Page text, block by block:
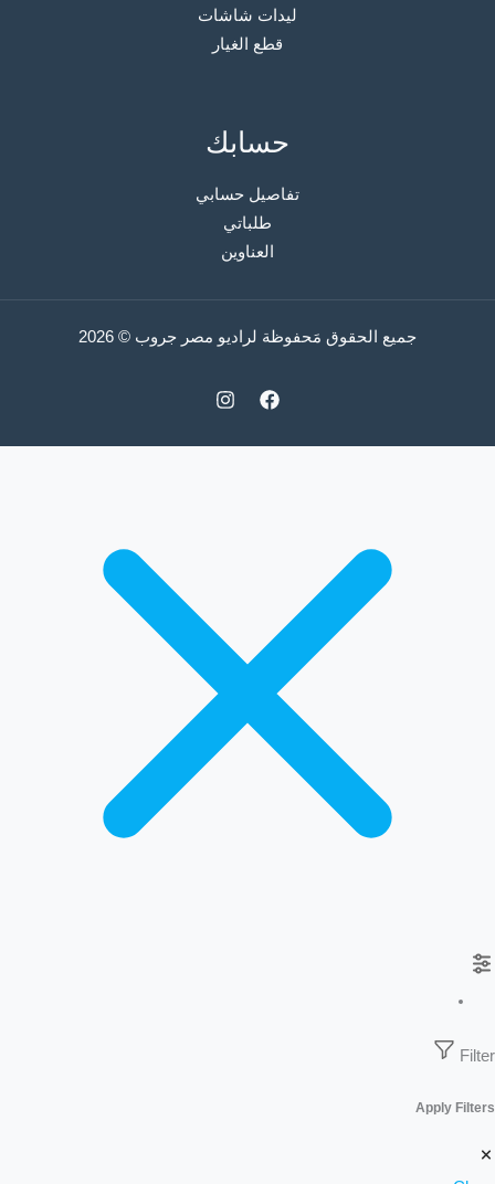
ليدات شاشات
قطع الغيار
حسابك
تفاصيل حسابي
طلباتي
العناوين
جميع الحقوق مَحفوظة لراديو مصر جروب © 2026
Filter
Apply Filters